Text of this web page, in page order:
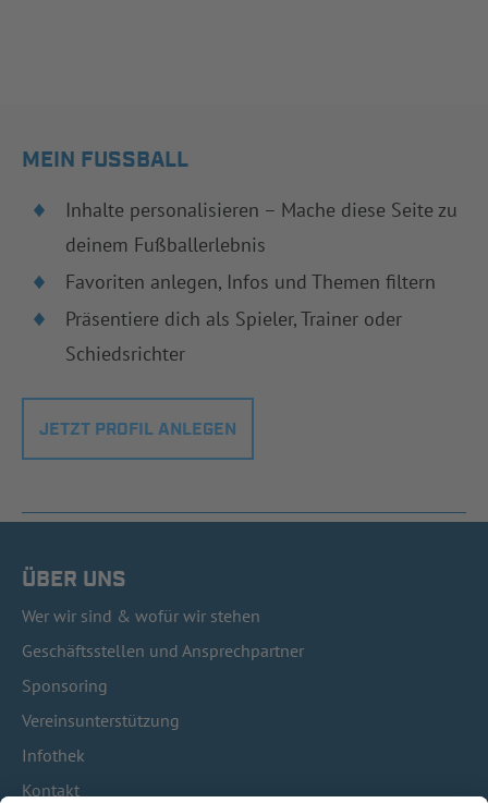
MEIN FUSSBALL
Inhalte personalisieren – Mache diese Seite zu
deinem Fußballerlebnis
Favoriten anlegen, Infos und Themen filtern
Präsentiere dich als Spieler, Trainer oder
Schiedsrichter
JETZT PROFIL ANLEGEN
ÜBER UNS
Wer wir sind & wofür wir stehen
Geschäftsstellen und Ansprechpartner
Sponsoring
Vereinsunterstützung
Infothek
Kontakt